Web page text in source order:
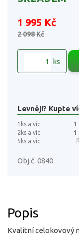
1 995 Kč
2 098 Kč
ks
Levněji? Kupte
1ks a víc 1
2ks a víc
1
5ks a víc
Obj.č. 0840
Popis
Kvalitní celokovový